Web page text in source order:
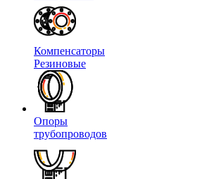
Компенсаторы
Резиновые
Опоры
трубопроводов